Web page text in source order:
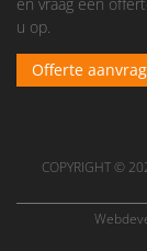
u op.
Offerte
COPYRIGHT ©